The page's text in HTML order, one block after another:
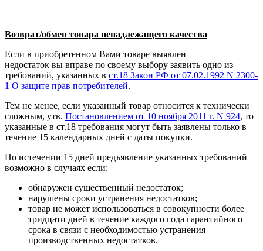
Возврат/обмен товара ненадлежащего качества
Если в приобретенном Вами товаре выявлен
недостаток вы вправе по своему выбору заявить одно из
требований, указанных в ст.18 Закон РФ от 07.02.1992 N 2300-
1 О защите прав потребителей.
Тем не менее, если указанный товар относится к технически
сложным, утв. Постановлением от 10 ноября 2011 г. N 924, то
указанные в ст.18 требования могут быть заявлены только в
течение 15 календарных дней с даты покупки.
По истечении 15 дней предъявление указанных требований
возможно в случаях если:
обнаружен существенный недостаток;
нарушены сроки устранения недостатков;
товар не может использоваться в совокупности более
тридцати дней в течение каждого года гарантийного
срока в связи с необходимостью устранения
производственных недостатков.